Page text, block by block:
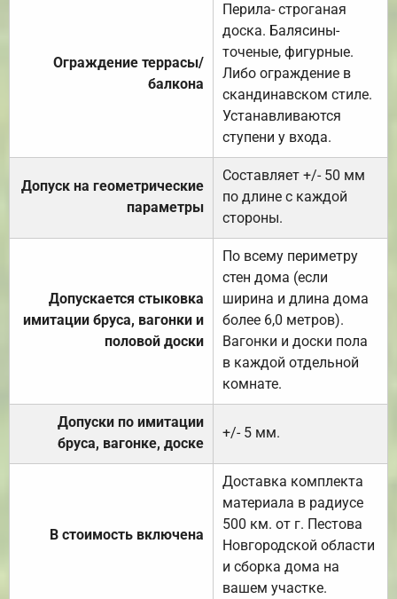
Ограждение террасы/
балкона
Перила- строганая
доска. Балясины-
точеные, фигурные.
Либо ограждение в
скандинавском стиле.
Устанавливаются
ступени у входа.
Допуск на геометрические
параметры
Составляет +/- 50 мм
по длине с каждой
стороны.
Допускается стыковка
имитации бруса, вагонки и
половой доски
По всему периметру
стен дома (если
ширина и длина дома
более 6,0 метров).
Вагонки и доски пола
в каждой отдельной
комнате.
Допуски по имитации
бруса, вагонке, доске
+/- 5 мм.
В стоимость включена
Доставка комплекта
материала в радиусе
500 км. от г. Пестова
Новгородской области
и сборка дома на
вашем участке.